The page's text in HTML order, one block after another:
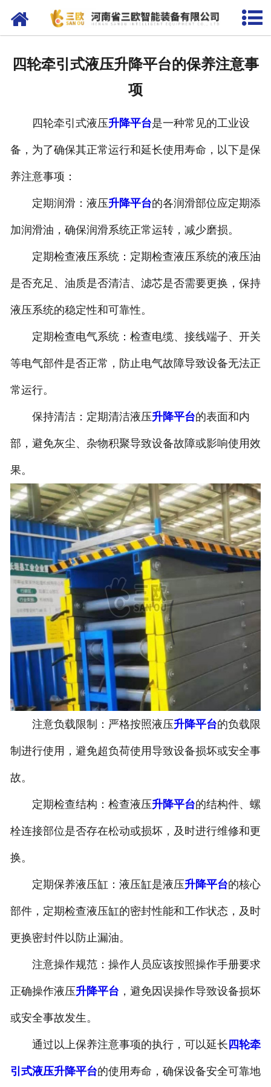
网站首页
联系我们
四轮牵引式液压升降平台的保养注意事
项
四轮牵引式液压升降平台是一种常见的工业设
备，为了确保其正常运行和延长使用寿命，以下是保
养注意事项：
定期润滑：液压升降平台的各润滑部位应定期添
加润滑油，确保润滑系统正常运转，减少磨损。
定期检查液压系统：定期检查液压系统的液压油
是否充足、油质是否清洁、滤芯是否需要更换，保持
液压系统的稳定性和可靠性。
定期检查电气系统：检查电缆、接线端子、开关
等电气部件是否正常，防止电气故障导致设备无法正
常运行。
保持清洁：定期清洁液压升降平台的表面和内
部，避免灰尘、杂物积聚导致设备故障或影响使用效
果。
注意负载限制：严格按照液压升降平台的负载限
制进行使用，避免超负荷使用导致设备损坏或安全事
故。
定期检查结构：检查液压升降平台的结构件、螺
栓连接部位是否存在松动或损坏，及时进行维修和更
换。
定期保养液压缸：液压缸是液压升降平台的核心
部件，定期检查液压缸的密封性能和工作状态，及时
更换密封件以防止漏油。
注意操作规范：操作人员应该按照操作手册要求
正确操作液压升降平台 ，避免因误操作导致设备损坏
或安全事故发生。
通过以上保养注意事项的执行，可以延长 四轮牵
引式液压升降平台的使用寿命，确保设备安全可靠地